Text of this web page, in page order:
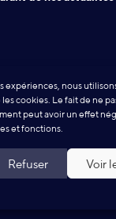
expériences, nous
cookies. Le fait de ne
peut avoir un effet
et fonctions.
Refuser Voir